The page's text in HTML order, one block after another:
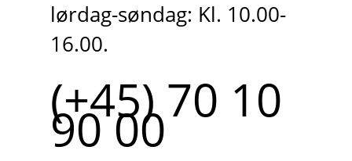
lørdag-søndag: Kl. 10.00-
16.00.
(+45) 70 10
90 00